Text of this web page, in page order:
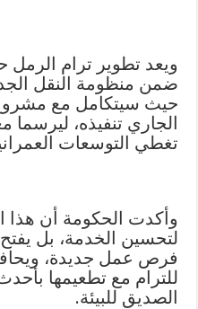
ويعد تطوير ترام الرمل
ضمن منظومة النقل
حيث سيتكامل مع مشروع
الجاري تنفيذه، ليرسما
تغطي التوسعات
وأكدت الحكومة أن
لتحسين الخدمة، بل يفتح
فرص عمل جديدة،
للترام مع تطعيمها
الصديق للبيئة.